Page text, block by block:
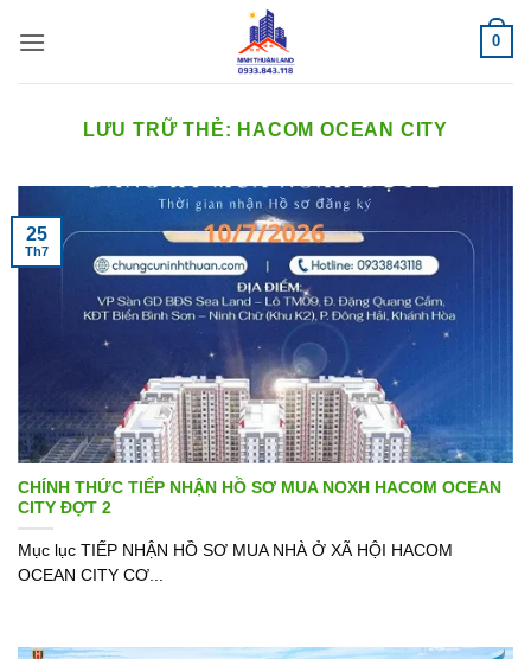
qua
0
LƯU TRỮ THẺ: HACOM OCEAN CITY
CHÍNH THỨC TIẾP NHẬN HỒ SƠ MUA NOXH HACOM OCEAN
CITY ĐỢT 2
Mục lục TIẾP NHẬN HỒ SƠ MUA NHÀ Ở XÃ HỘI HACOM
OCEAN CITY CƠ...
25
Th7